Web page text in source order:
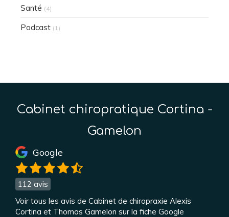
Santé (4)
Podcast (1)
Cabinet chiropratique Cortina -
Gamelon
Google
112 avis
Voir tous les avis de Cabinet de chiropraxie Alexis
Cortina et Thomas Gamelon sur la fiche Google